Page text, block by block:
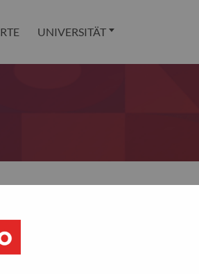
UNIVERSITÄT
"Continue".